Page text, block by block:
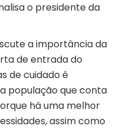
o presidente da
a importância da
de entrada do
de cuidado é
população que conta
há uma melhor
assim como